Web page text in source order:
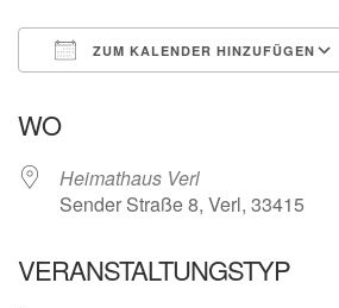
ZUM KALENDER HINZUFÜGEN
WO
Heimathaus Verl
Sender Straße 8, Verl, 33415
VERANSTALTUNGSTYP